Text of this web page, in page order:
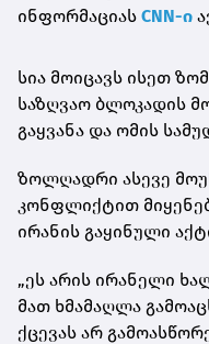
ინფორმაციას CNN-ი
სია მოიცავს ისეთ
საზღვაო ბლოკადის
გაყვანა და ომის
ზოლღადრი ასევე
კონფლიქტით
ირანის გაყინული
„ეს არის ირანელი
მათ ხმამაღლა
ქცევას არ